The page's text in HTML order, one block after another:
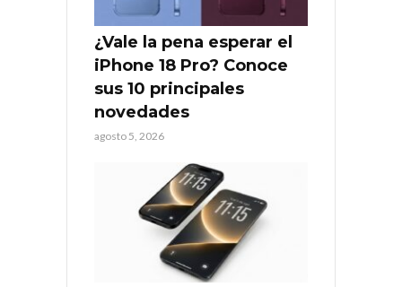
¿Vale la pena esperar el
iPhone 18 Pro? Conoce
sus 10 principales
novedades
agosto 5, 2026